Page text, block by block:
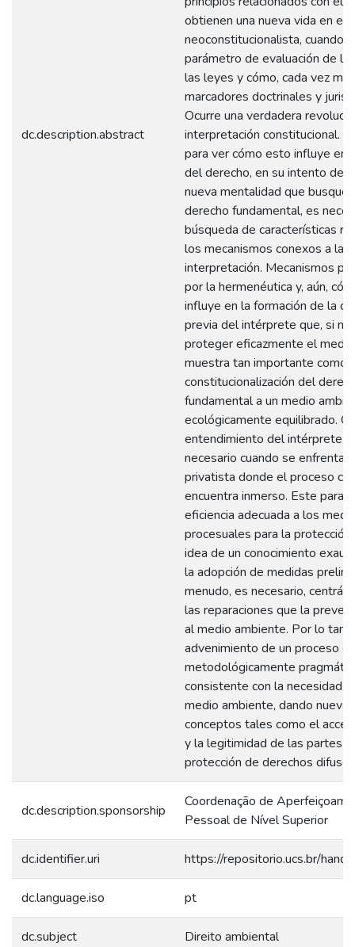
dc.description.abstract
obtienen una nueva vida en el
neoconstitucionalista, cuando
parámetro de evaluación de la
las leyes y cómo, cada vez
marcadores doctrinales y
Ocurre una verdadera
interpretación constitucional.
para ver cómo esto influye en
del derecho, en su intento de
nueva mentalidad que busque
derecho fundamental, es
búsqueda de características
los mecanismos conexos a la
interpretación. Mecanismos
por la hermenéutica y, aún,
influye en la formación de la
previa del intérprete que, si
proteger eficazmente el
muestra tan importante como
constitucionalización del
fundamental a un medio
ecológicamente equilibrado.
entendimiento del intérprete
necesario cuando se
privatista donde el proceso
encuentra inmerso. Este
eficiencia adecuada a los
procesuales para la
idea de un conocimiento
la adopción de medidas
menudo, es necesario,
las reparaciones que la
al medio ambiente. Por lo
advenimiento de un proceso
metodológicamente
consistente con la necesidad
medio ambiente, dando nueva
conceptos tales como el
y la legitimidad de las partes
protección de derechos
dc.description.sponsorship
Coordenação de
Pessoal de Nível Superior
dc.identifier.uri https://repositorio.ucs.br/
dc.language.iso pt
dc.subject Direito ambiental